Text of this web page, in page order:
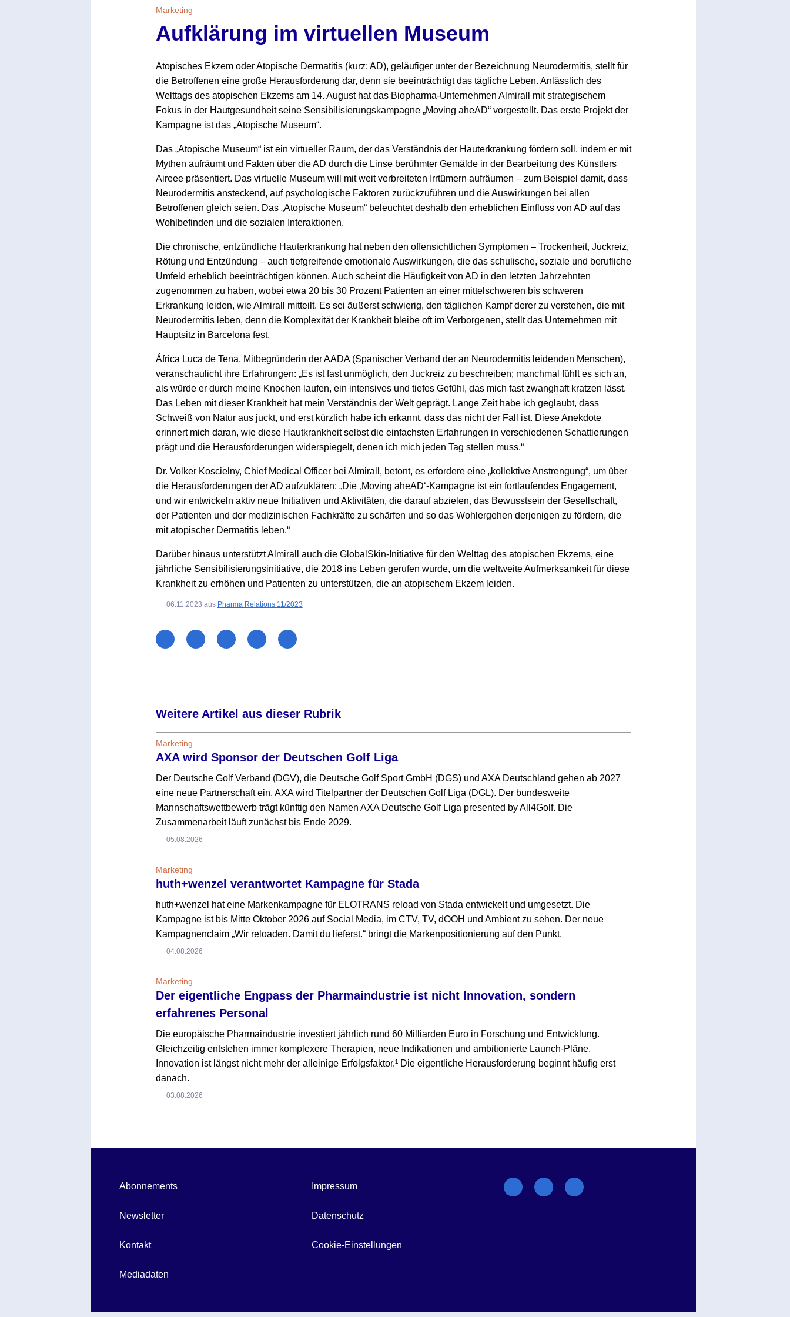
Marketing
Aufklärung im virtuellen Museum
Atopisches Ekzem oder Atopische Dermatitis (kurz: AD), geläufiger unter der Bezeichnung Neurodermitis, stellt für
die Betroffenen eine große Herausforderung dar, denn sie beeinträchtigt das tägliche Leben. Anlässlich des
Welttags des atopischen Ekzems am 14. August hat das Biopharma-Unternehmen Almirall mit strategischem
Fokus in der Hautgesundheit seine Sensibilisierungskampagne „Moving aheAD“ vorgestellt. Das erste Projekt der
Kampagne ist das „Atopische Museum“.
Das „Atopische Museum“ ist ein virtueller Raum, der das Verständnis der Hauterkrankung fördern soll, indem er mit
Mythen aufräumt und Fakten über die AD durch die Linse berühmter Gemälde in der Bearbeitung des Künstlers
Aireee präsentiert. Das virtuelle Museum will mit weit verbreiteten Irrtümern aufräumen – zum Beispiel damit, dass
Neurodermitis ansteckend, auf psychologische Faktoren zurückzuführen und die Auswirkungen bei allen
Betroffenen gleich seien. Das „Atopische Museum“ beleuchtet deshalb den erheblichen Einfluss von AD auf das
Wohlbefinden und die sozialen Interaktionen.
Die chronische, entzündliche Hauterkrankung hat neben den offensichtlichen Symptomen – Trockenheit, Juckreiz,
Rötung und Entzündung – auch tiefgreifende emotionale Auswirkungen, die das schulische, soziale und berufliche
Umfeld erheblich beeinträchtigen können. Auch scheint die Häufigkeit von AD in den letzten Jahrzehnten
zugenommen zu haben, wobei etwa 20 bis 30 Prozent Patienten an einer mittelschweren bis schweren
Erkrankung leiden, wie Almirall mitteilt. Es sei äußerst schwierig, den täglichen Kampf derer zu verstehen, die mit
Neurodermitis leben, denn die Komplexität der Krankheit bleibe oft im Verborgenen, stellt das Unternehmen mit
Hauptsitz in Barcelona fest.
África Luca de Tena, Mitbegründerin der AADA (Spanischer Verband der an Neurodermitis leidenden Menschen),
veranschaulicht ihre Erfahrungen: „Es ist fast unmöglich, den Juckreiz zu beschreiben; manchmal fühlt es sich an,
als würde er durch meine Knochen laufen, ein intensives und tiefes Gefühl, das mich fast zwanghaft kratzen lässt.
Das Leben mit dieser Krankheit hat mein Verständnis der Welt geprägt. Lange Zeit habe ich geglaubt, dass
Schweiß von Natur aus juckt, und erst kürzlich habe ich erkannt, dass das nicht der Fall ist. Diese Anekdote
erinnert mich daran, wie diese Hautkrankheit selbst die einfachsten Erfahrungen in verschiedenen Schattierungen
prägt und die Herausforderungen widerspiegelt, denen ich mich jeden Tag stellen muss.“
Dr. Volker Koscielny, Chief Medical Officer bei Almirall, betont, es erfordere eine „kollektive Anstrengung“, um über
die Herausforderungen der AD aufzuklären: „Die ‚Moving aheAD‘-Kampagne ist ein fortlaufendes Engagement,
und wir entwickeln aktiv neue Initiativen und Aktivitäten, die darauf abzielen, das Bewusstsein der Gesellschaft,
der Patienten und der medizinischen Fachkräfte zu schärfen und so das Wohlergehen derjenigen zu fördern, die
mit atopischer Dermatitis leben.“
Darüber hinaus unterstützt Almirall auch die GlobalSkin-Initiative für den Welttag des atopischen Ekzems, eine
jährliche Sensibilisierungsinitiative, die 2018 ins Leben gerufen wurde, um die weltweite Aufmerksamkeit für diese
Krankheit zu erhöhen und Patienten zu unterstützen, die an atopischem Ekzem leiden.
06.11.2023 aus Pharma Relations 11/2023
Weitere Artikel aus dieser Rubrik
Marketing
AXA wird Sponsor der Deutschen Golf Liga
Der Deutsche Golf Verband (DGV), die Deutsche Golf Sport GmbH (DGS) und AXA Deutschland gehen ab 2027
eine neue Partnerschaft ein. AXA wird Titelpartner der Deutschen Golf Liga (DGL). Der bundesweite
Mannschaftswettbewerb trägt künftig den Namen AXA Deutsche Golf Liga presented by All4Golf. Die
Zusammenarbeit läuft zunächst bis Ende 2029.
05.08.2026
Marketing
huth+wenzel verantwortet Kampagne für Stada
huth+wenzel hat eine Markenkampagne für ELOTRANS reload von Stada entwickelt und umgesetzt. Die
Kampagne ist bis Mitte Oktober 2026 auf Social Media, im CTV, TV, dOOH und Ambient zu sehen. Der neue
Kampagnenclaim „Wir reloaden. Damit du lieferst.“ bringt die Markenpositionierung auf den Punkt.
04.08.2026
Marketing
Der eigentliche Engpass der Pharmaindustrie ist nicht Innovation, sondern
erfahrenes Personal
Die europäische Pharmaindustrie investiert jährlich rund 60 Milliarden Euro in Forschung und Entwicklung.
Gleichzeitig entstehen immer komplexere Therapien, neue Indikationen und ambitionierte Launch-Pläne.
Innovation ist längst nicht mehr der alleinige Erfolgsfaktor.¹ Die eigentliche Herausforderung beginnt häufig erst
danach.
03.08.2026
Abonnements
Newsletter
Kontakt
Mediadaten
Impressum
Datenschutz
Cookie-Einstellungen